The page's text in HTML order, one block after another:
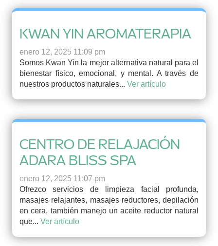
KWAN YIN AROMATERAPIA
enero 12, 2025 11:09 pm
Somos Kwan Yin la mejor alternativa natural para el
bienestar físico, emocional, y mental. A través de
nuestros productos naturales... Ver artículo
CENTRO DE RELAJACIÓN
ADARA BLISS SPA
enero 12, 2025 11:07 pm
Ofrezco servicios de limpieza facial profunda,
masajes relajantes, masajes reductores, depilación
en cera, también manejo un aceite reductor natural
que... Ver artículo